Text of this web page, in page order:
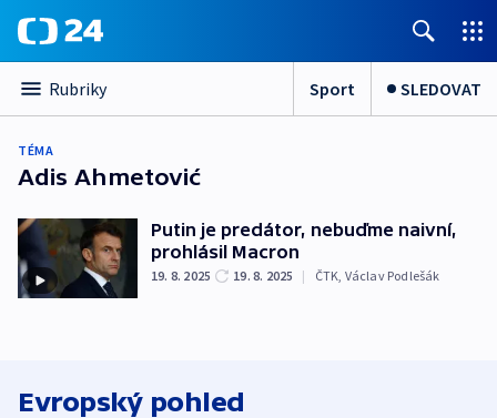
Rubriky Sport SLEDOVAT
TÉMA
Adis Ahmetović
Putin je predátor, nebuďme naivní,
prohlásil Macron
19. 8. 2025 19. 8. 2025 | ČTK, Václav Podlešák
Evropský pohled